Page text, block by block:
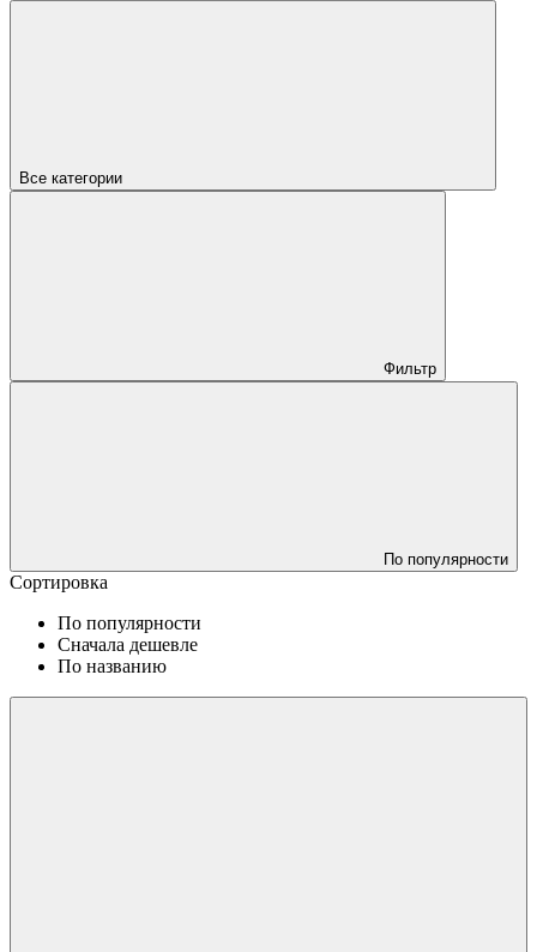
Все категории
Фильтр
По популярности
Сортировка
По популярности
Сначала дешевле
По названию